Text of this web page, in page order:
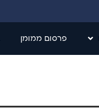
פרסום ממומן